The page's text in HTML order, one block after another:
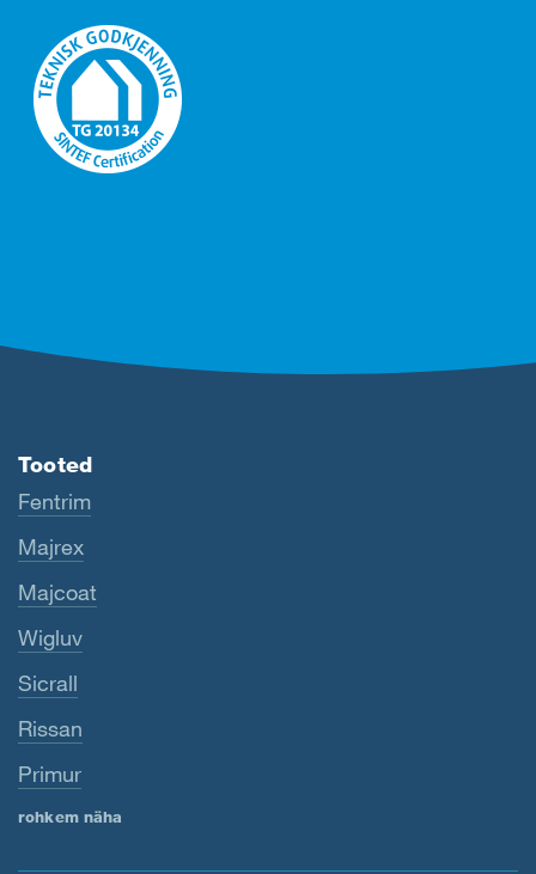
Tooted
Fentrim
Majrex
Majcoat
Wigluv
Sicrall
Rissan
Primur
rohkem näha